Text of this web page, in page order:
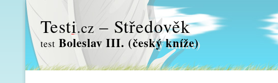
Testi.cz – Středověk
test Boleslav III. (český kníže)